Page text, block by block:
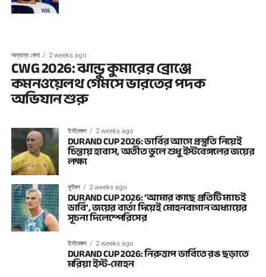
অন্যান্য খেলা 2 weeks ago
CWG 2026: ঝান্ডু কুমারের ব্রোঞ্জে
কমনওয়েলথ গেমসে ভারতের পদক
অভিযান শুরু
ইস্টবেঙ্গল 2 weeks ago
DURAND CUP 2026: ডার্বির আগে প্রস্তুতি নিয়েই
চিন্তায় হাবাস, অতীত ভুলে শুধু ইস্টবেঙ্গলের জয়ের
লক্ষ্য
ফুটবল 2 weeks ago
DURAND CUP 2026: ‘আমার কাছে প্রতিটি ম্যাচই
ডার্বি’, জয়ের বার্তা দিয়েই মোহনবাগান অধ্যায়ের
সূচনা দিলেম্পেরিসের
ইস্টবেঙ্গল 2 weeks ago
DURAND CUP 2026: নিরুত্তাপ ডার্বিতে রঙ ছড়াতে
মরিয়া ইস্ট-মোহন